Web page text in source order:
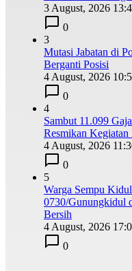
3 August, 2026
0
3
Mutasi Jabatan di
Berganti Posisi
4 August, 2026
0
4
Sambut 11.099
Resmikan
4 August, 2026
0
5
Warga Sempu
0730/Gunungkidul
Bersih
4 August, 2026
0